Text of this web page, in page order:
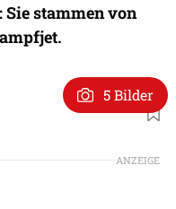
stammen von
Foto: Screenshot via X
5 Bilder
ANZEIGE